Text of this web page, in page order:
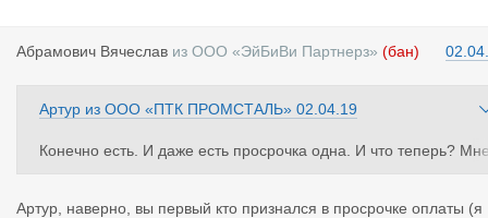
Абрамович Вячеслав из ООО «ЭйБиВи Партнерз» (бан)
Артур из ООО «ПТК ПРОМСТАЛЬ» 02.04.19
Конечно есть. И даже есть просрочка одна. И что теперь?
Артур, наверно, вы первый кто признался в просрочке оплаты (я